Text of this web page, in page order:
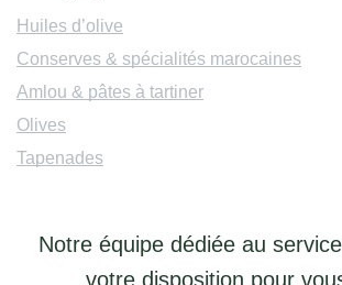
Huiles d’olive
Conserves & spécialités marocaines
Amlou & pâtes à tartiner
Olives
Tapenades
Notre équipe dédiée au
votre disposition pour